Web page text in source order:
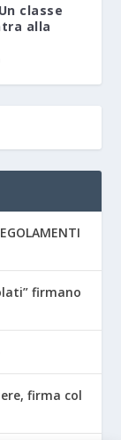
classe
alla
firmano
firma col